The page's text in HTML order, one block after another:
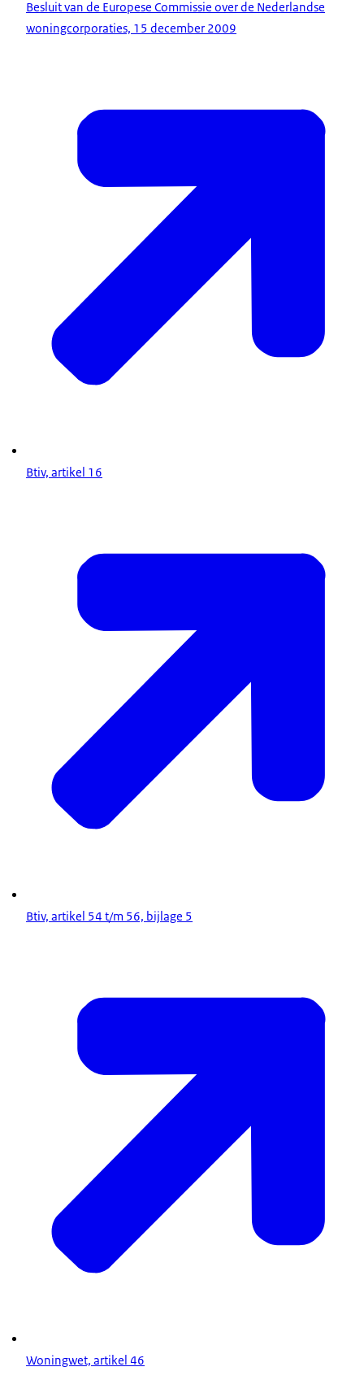
Besluit van de Europese Commissie over de Nederlandse
woningcorporaties, 15 december 2009
Btiv, artikel 16
Btiv, artikel 54 t/m 56, bijlage 5
Woningwet, artikel 46